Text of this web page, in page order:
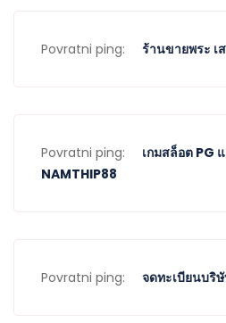
Povratni ping: ร้านขายพระ เ
Povratni ping:
เกมสล็อต PG
NAMTHIP88
Povratni ping: จดทะเบียนบริ